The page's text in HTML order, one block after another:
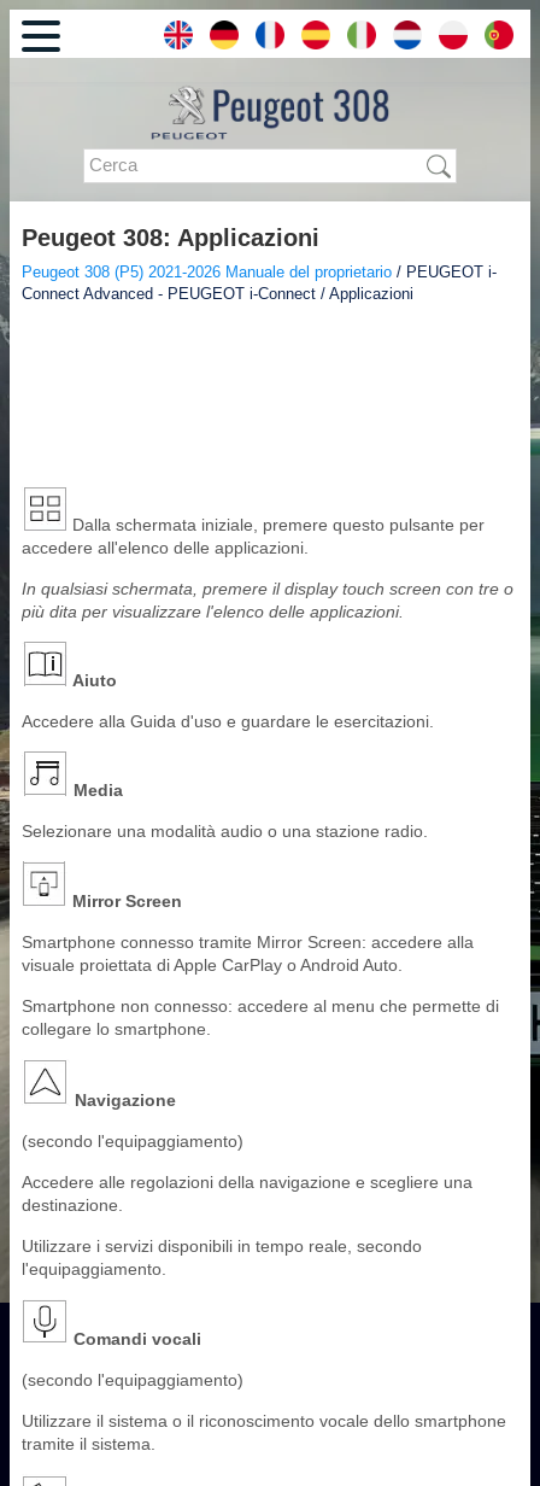
Peugeot 308: Applicazioni
Peugeot 308 (P5) 2021-2026 Manuale del proprietario / PEUGEOT i-
Connect Advanced - PEUGEOT i-Connect / Applicazioni
Dalla schermata iniziale, premere questo pulsante per
accedere all'elenco delle applicazioni.
In qualsiasi schermata, premere il display touch screen con tre o
più dita per visualizzare l'elenco delle applicazioni.
Aiuto
Accedere alla Guida d'uso e guardare le esercitazioni.
Media
Selezionare una modalità audio o una stazione radio.
Mirror Screen
Smartphone connesso tramite Mirror Screen: accedere alla
visuale proiettata di Apple CarPlay o Android Auto.
Smartphone non connesso: accedere al menu che permette di
collegare lo smartphone.
Navigazione
(secondo l'equipaggiamento)
Accedere alle regolazioni della navigazione e scegliere una
destinazione.
Utilizzare i servizi disponibili in tempo reale, secondo
l'equipaggiamento.
Comandi vocali
(secondo l'equipaggiamento)
Utilizzare il sistema o il riconoscimento vocale dello smartphone
tramite il sistema.